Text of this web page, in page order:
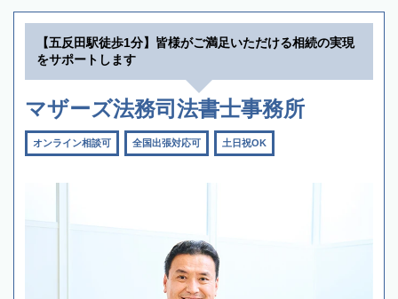
【五反田駅徒歩1分】皆様がご満足いただける相続の実現
をサポートします
マザーズ法務司法書士事務所
オンライン相談可 全国出張対応可 土日祝OK